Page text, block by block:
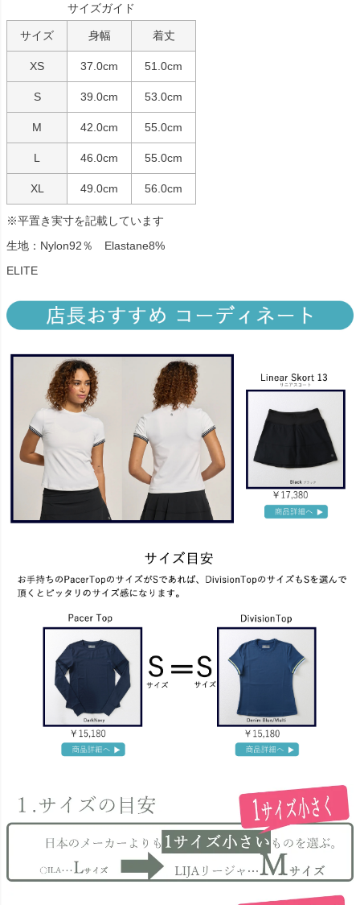
サイズガイド
サイズ 身幅 着丈
XS 37.0cm 51.0cm
S 39.0cm 53.0cm
M 42.0cm 55.0cm
L 46.0cm 55.0cm
XL 49.0cm 56.0cm
※平置き実寸を記載しています
生地：Nylon92％ Elastane8%
ELITE